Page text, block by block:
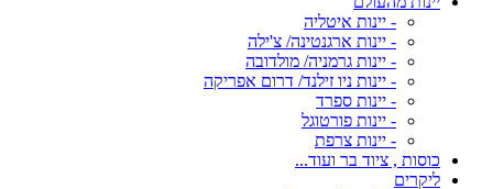
- יינות איטליה
- יינות ארגנטינה/ צ'ילה
- יינות גרמניה/ מולדובה
- יינות ניו זילנד/ דרום אפריקה
- יינות ספרד
- יינות פורטוגל
- יינות צרפת
כוסות , ציוד בר ועוד...
ליקרים